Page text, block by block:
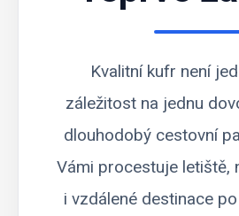
Kvalitní kufr není
záležitost na jednu
dlouhodobý cestovní
Vámi procestuje letiště,
i vzdálené destinace